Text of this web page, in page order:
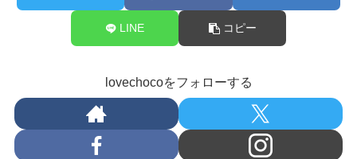
LINE コピー
lovechocoをフォローする